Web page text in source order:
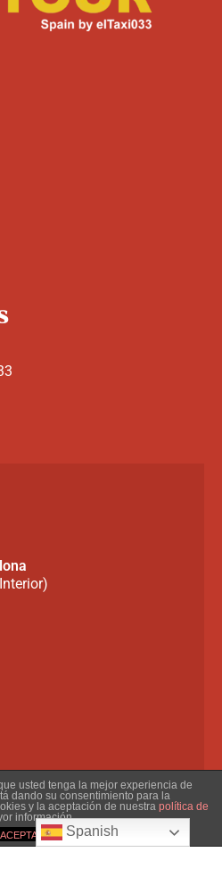
de Privacidad
Condiciones del
Servicio
usted tenga la mejor experiencia de
dando su consentimiento para la
y la aceptación de nuestra política de
información.
ACEPTAR Spanish